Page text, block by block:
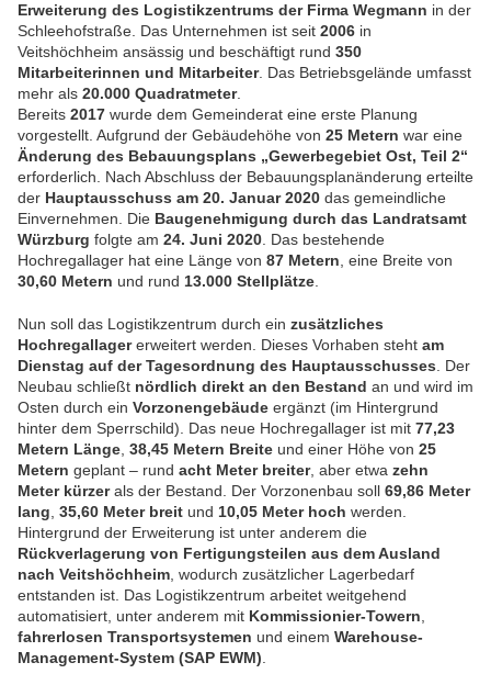
Erweiterung des Logistikzentrums der Firma Wegmann in der
Schleehofstraße. Das Unternehmen ist seit 2006 in
Veitshöchheim ansässig und beschäftigt rund 350
Mitarbeiterinnen und Mitarbeiter. Das Betriebsgelände umfasst
mehr als 20.000 Quadratmeter.
Bereits 2017 wurde dem Gemeinderat eine erste Planung
vorgestellt. Aufgrund der Gebäudehöhe von 25 Metern war eine
Änderung des Bebauungsplans „Gewerbegebiet Ost, Teil 2“
erforderlich. Nach Abschluss der Bebauungsplanänderung erteilte
der Hauptausschuss am 20. Januar 2020 das gemeindliche
Einvernehmen. Die Baugenehmigung durch das Landratsamt
Würzburg folgte am 24. Juni 2020. Das bestehende
Hochregallager hat eine Länge von 87 Metern, eine Breite von
30,60 Metern und rund 13.000 Stellplätze.
Nun soll das Logistikzentrum durch ein zusätzliches
Hochregallagererweitert werden. Dieses Vorhaben steht am
Dienstag auf der Tagesordnung des Hauptausschusses. Der
Neubau schließt nördlich direkt an den Bestand an und wird im
Osten durch ein Vorzonen­gebäude ergänzt (im Hintergrund
hinter dem Sperrschild). Das neue Hochregallager ist mit 77,23
Metern Länge, 38,45 Metern Breite und einer Höhe von 25
Metern geplant – rund acht Meter breiter, aber etwa zehn
Meter kürzerals der Bestand. Der Vorzonenbau soll 69,86 Meter
lang, 35,60 Meter breit und 10,05 Meter hoch werden.
Hintergrund der Erweiterung ist unter anderem die
Rückverlagerung von Fertigungsteilen aus dem Ausland
nach Veitshöchheim, wodurch zusätzlicher Lagerbedarf
entstanden ist. Das Logistikzentrum arbeitet weitgehend
automatisiert, unter anderem mit Kommissionier-Towern,
fahrerlosen Transportsystemen und einem Warehouse-
Management-System (SAP EWM).